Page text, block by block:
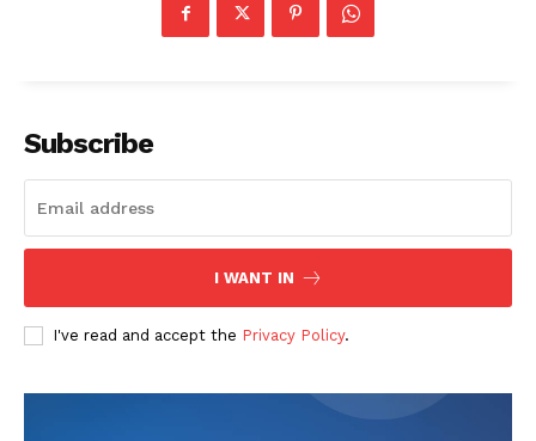
Subscribe
I WANT IN
I've read and accept the Privacy Policy.